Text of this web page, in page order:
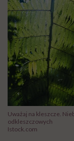
Uważaj na kleszcze.
odkleszczowych
Istock.com